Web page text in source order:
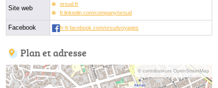
Site web
orsud.fr
fr.linkedin.com/company/orsud
Facebook fr-fr.facebook.com/orsudvoyages
Plan et adresse
© contributeurs OpenStreetMap